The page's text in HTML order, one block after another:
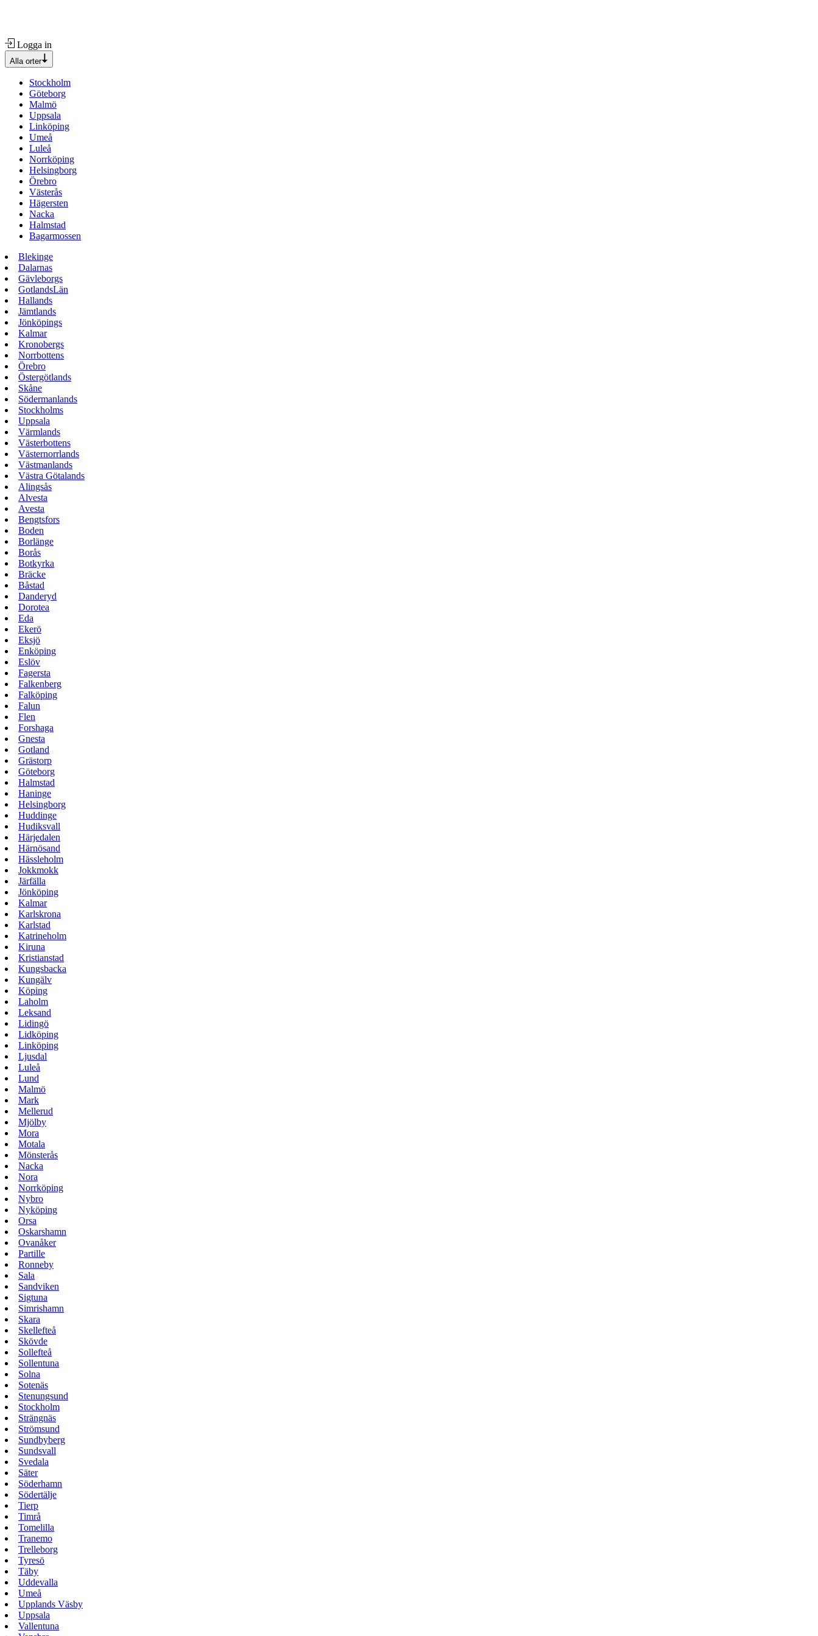
Logga in
Alla orter
Stockholm
Göteborg
Malmö
Uppsala
Linköping
Umeå
Luleå
Norrköping
Helsingborg
Örebro
Västerås
Hägersten
Nacka
Halmstad
Bagarmossen
Blekinge
Dalarnas
Gävleborgs
GotlandsLän
Hallands
Jämtlands
Jönköpings
Kalmar
Kronobergs
Norrbottens
Örebro
Östergötlands
Skåne
Södermanlands
Stockholms
Uppsala
Värmlands
Västerbottens
Västernorrlands
Västmanlands
Västra Götalands
Alingsås
Alvesta
Avesta
Bengtsfors
Boden
Borlänge
Borås
Botkyrka
Bräcke
Båstad
Danderyd
Dorotea
Eda
Ekerö
Eksjö
Enköping
Eslöv
Fagersta
Falkenberg
Falköping
Falun
Flen
Forshaga
Gnesta
Gotland
Grästorp
Göteborg
Halmstad
Haninge
Helsingborg
Huddinge
Hudiksvall
Härjedalen
Härnösand
Hässleholm
Jokkmokk
Järfälla
Jönköping
Kalmar
Karlskrona
Karlstad
Katrineholm
Kiruna
Kristianstad
Kungsbacka
Kungälv
Köping
Laholm
Leksand
Lidingö
Lidköping
Linköping
Ljusdal
Luleå
Lund
Malmö
Mark
Mellerud
Mjölby
Mora
Motala
Mönsterås
Nacka
Nora
Norrköping
Nybro
Nyköping
Orsa
Oskarshamn
Ovanåker
Partille
Ronneby
Sala
Sandviken
Sigtuna
Simrishamn
Skara
Skellefteå
Skövde
Sollefteå
Sollentuna
Solna
Sotenäs
Stenungsund
Stockholm
Strängnäs
Strömsund
Sundbyberg
Sundsvall
Svedala
Säter
Söderhamn
Södertälje
Tierp
Timrå
Tomelilla
Tranemo
Trelleborg
Tyresö
Täby
Uddevalla
Umeå
Upplands Väsby
Uppsala
Vallentuna